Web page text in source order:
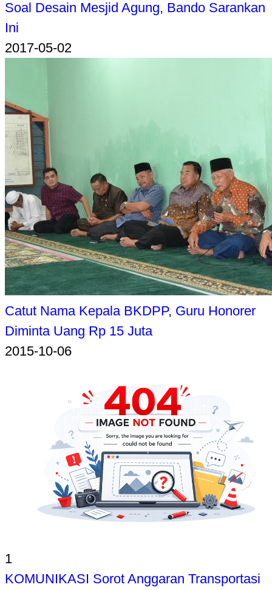
Soal Desain Mesjid Agung, Bando Sarankan
Ini
2017-05-02
Catut Nama Kepala BKDPP, Guru Honorer
Diminta Uang Rp 15 Juta
2015-10-06
1
KOMUNIKASI Sorot Anggaran Transportasi